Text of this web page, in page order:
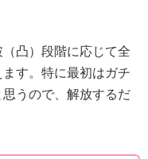
凸）段階に応じて全
す。特に最初はガチ
うので、解放するだ